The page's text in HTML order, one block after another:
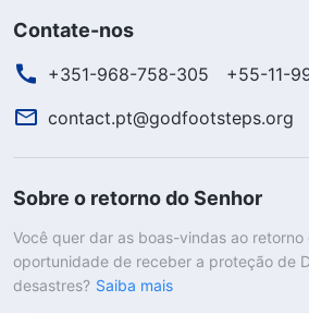
Contate-nos
+351-968-758-305
+55-11-
contact.pt@godfootsteps.org
Sobre o retorno do Senhor
Você quer dar as boas-vindas ao
oportunidade de receber a proteção de
desastres? Saiba mais